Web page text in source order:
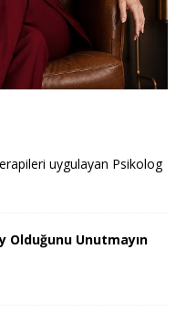
uygulayan Psikolog
Olduğunu Unutmayın